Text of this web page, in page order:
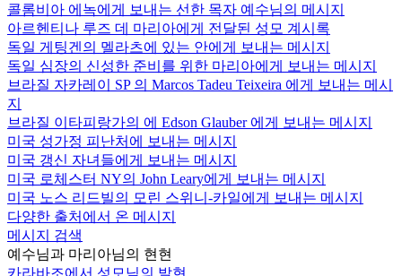
콜롬비아 에녹에게 보내는 선한 목자 예수님의 메시지
아르헨티나 루즈 데 마리아에게 전달된 성모 계시록
독일 게팅겐의 멜라츠에 있는 안에게 보내는 메시지
독일 심장의 신성한 준비를 위한 마리아에게 보내는 메시지
브라질 자카레이 SP 의 Marcos Tadeu Teixeira 에게 보내는 메시
지
브라질 이타피랑가의 에 Edson Glauber 에게 보내는 메시지
미국 성가정 피난처에 보내는 메시지
미국 갱신 자녀들에게 보내는 메시지
미국 로체스터 NY의 John Leary에게 보내는 메시지
미국 노스 리드빌의 모린 스위니-카일에게 보내는 메시지
다양한 출처에서 온 메시지
메시지 검색
예수님과 마리아님의 현현
카라바조에서 성모님의 발현